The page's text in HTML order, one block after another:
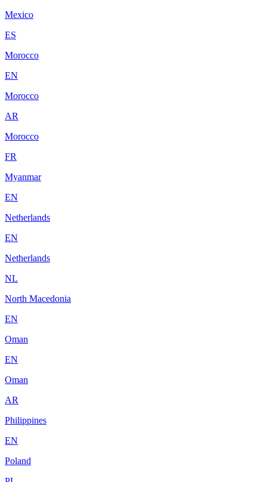
Mexico
ES
Morocco
EN
Morocco
AR
Morocco
FR
Myanmar
EN
Netherlands
EN
Netherlands
NL
North Macedonia
EN
Oman
EN
Oman
AR
Philippines
EN
Poland